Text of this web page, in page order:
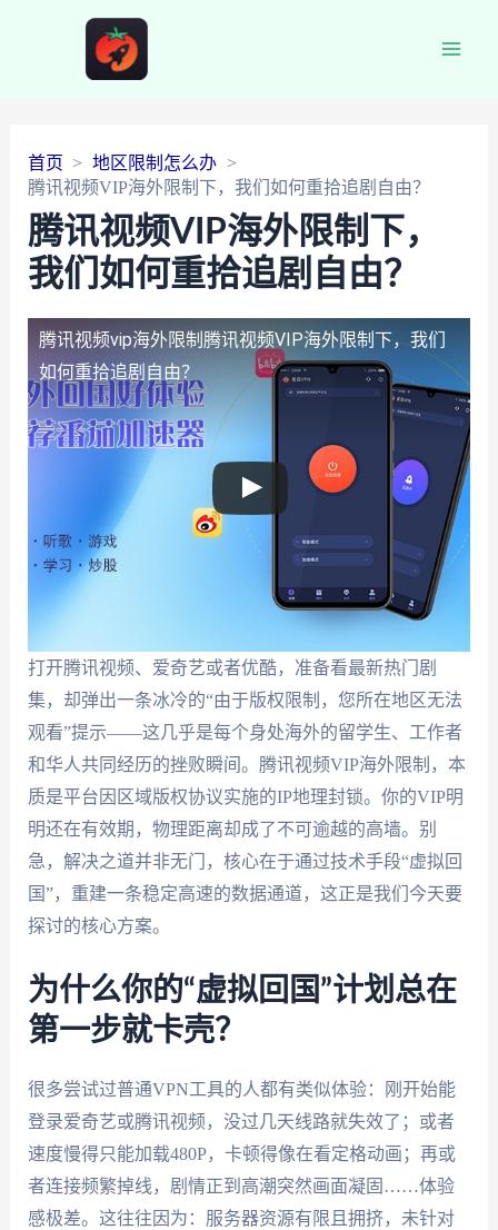
首页
地区限制怎么办
腾讯视频VIP海外限制下，我们如何重拾追剧自由？
腾讯视频VIP海外限制下，
我们如何重拾追剧自由？
腾讯视频vip海外限制 腾讯视频VIP海外限制下，我们
如何重拾追剧自由？
打开腾讯视频、爱奇艺或者优酷，准备看最新热门剧
集，却弹出一条冰冷的“由于版权限制，您所在地区无法
观看”提示——这几乎是每个身处海外的留学生、工作者
和华人共同经历的挫败瞬间。腾讯视频VIP海外限制，本
质是平台因区域版权协议实施的IP地理封锁。你的VIP明
明还在有效期，物理距离却成了不可逾越的高墙。别
急，解决之道并非无门，核心在于通过技术手段“虚拟回
国”，重建一条稳定高速的数据通道，这正是我们今天要
探讨的核心方案。
为什么你的“虚拟回国”计划总在
第一步就卡壳？
很多尝试过普通VPN工具的人都有类似体验：刚开始能
登录爱奇艺或腾讯视频，没过几天线路就失效了；或者
速度慢得只能加载480P，卡顿得像在看定格动画；再或
者连接频繁掉线，剧情正到高潮突然画面凝固……体验
感极差。这往往因为：服务器资源有限且拥挤，未针对